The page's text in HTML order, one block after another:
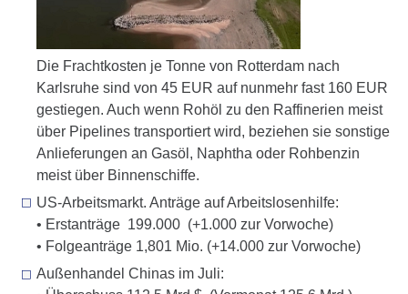
Die Frachtkosten je Tonne von Rotterdam nach
Karlsruhe sind von 45 EUR auf nunmehr fast 160 EUR
gestiegen. Auch wenn Rohöl zu den Raffinerien meist
über Pipelines transportiert wird, beziehen sie sonstige
Anlieferungen an Gasöl, Naphtha oder Rohbenzin
meist über Binnenschiffe.
US-Arbeitsmarkt. Anträge auf Arbeitslosenhilfe:
• Erstanträge 199.000 (+1.000 zur Vorwoche)
• Folgeanträge 1,801 Mio. (+14.000 zur Vorwoche)
Außenhandel Chinas im Juli: